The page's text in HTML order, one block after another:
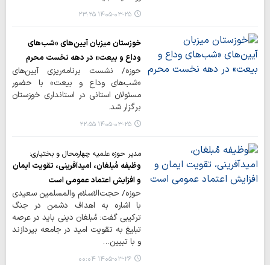
۱۴۰۵-۰۳-۲۵ ۲۳:۲۵
خوزستان میزبان آیین‌های «شب‌های
وداع و بیعت» در دهه نخست محرم
حوزه/ نشست برنامه‌ریزی آیین‌های
«شب‌های وداع و بیعت» با حضور
مسئولان استانی در استانداری خوزستان
برگزار شد.
۱۴۰۵-۰۳-۲۵ ۲۲:۵۵
مدیر حوزه‌ علمیه چهارمحال و بختیاری:
وظیفه مُبلغان، امیدآفرینی، تقویت ایمان
و افزایش اعتماد عمومی است
حوزه/ حجت‌الاسلام والمسلمین سعیدی
با اشاره به اهداف دشمن در جنگ
ترکیبی گفت: مُبلغان دینی باید در عرصه
تبلیغ به تقویت امید در جامعه بپردازند
و با تبیین…
۱۴۰۵-۰۳-۲۶ ۰۰:۰۴